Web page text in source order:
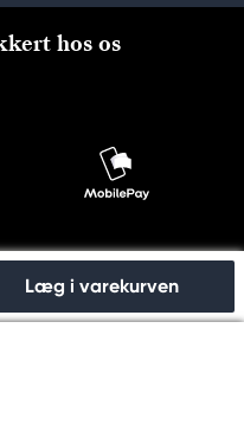
Læg i varekurven
hos os